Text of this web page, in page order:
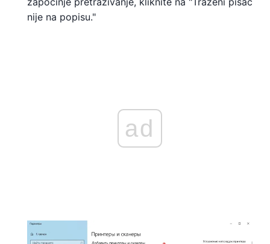
nije na popisu."
ad